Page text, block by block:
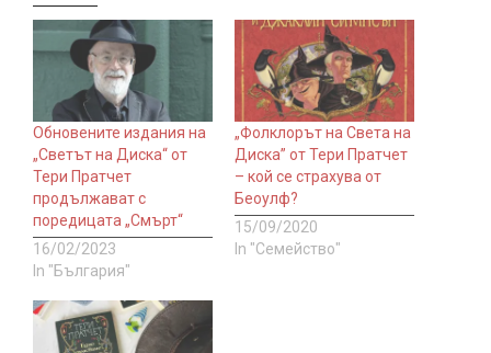
Обновените издания на
„Светът на Диска“ от
Тери Пратчет
продължават с
поредицата „Смърт“
16/02/2023
In "България"
„Фолклорът на Света на
Диска” от Тери Пратчет
– кой се страхува от
Беоулф?
15/09/2020
In "Семейство"